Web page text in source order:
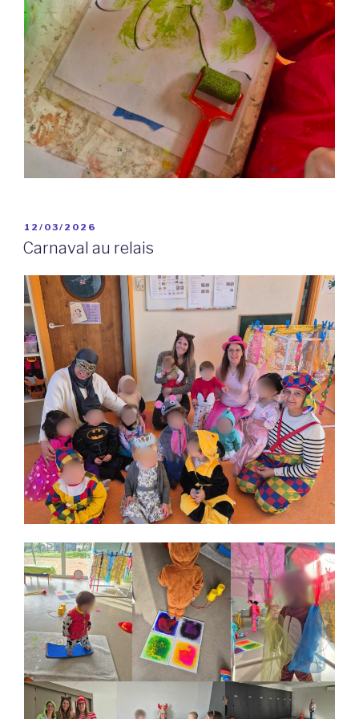
PUBLIÉ
LE
12/03/2026
Carnaval au relais